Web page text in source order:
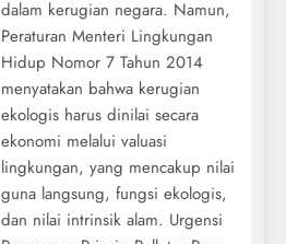
dalam kerugian negara. Namun,
Peraturan Menteri Lingkungan
Hidup Nomor 7 Tahun 2014
menyatakan bahwa kerugian
ekologis harus dinilai secara
ekonomi melalui valuasi
lingkungan, yang mencakup nilai
guna langsung, fungsi ekologis,
dan nilai intrinsik alam. Urgensi